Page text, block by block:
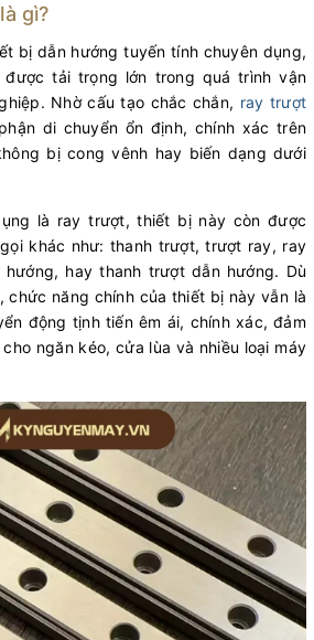
gì?
bị dẫn hướng tuyến tính chuyên dụng,
tải trọng lớn trong quá trình vận
Nhờ cấu tạo chắc chắn, ray trượt
di chuyển ổn định, chính xác trên
bị cong vênh hay biến dạng dưới
là ray trượt, thiết bị này còn được
khác như: thanh trượt, trượt ray, ray
hay thanh trượt dẫn hướng. Dù
chức năng chính của thiết bị này vẫn là
động tịnh tiến êm ái, chính xác, đảm
ngăn kéo, cửa lùa và nhiều loại máy